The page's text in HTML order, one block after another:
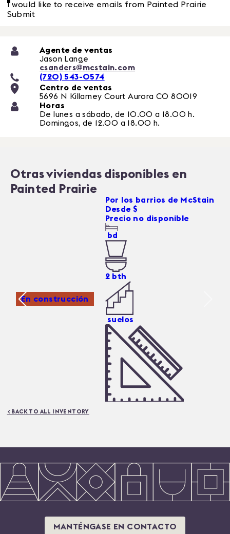
I would like to receive emails from Painted Prairie
Submit
Agente de ventas
Jason Lange
csanders@mcstain.com
(720) 543-0574
Centro de ventas
5696 N Killarney Court Aurora CO 80019
Horas
De lunes a sábado, de 10.00 a 18.00 h.
Domingos, de 12.00 a 18.00 h.
Otras viviendas disponibles en
Painted Prairie
En construcción
Por
los barrios de McStain
Desde $
Precio no disponible
bd
2 bth
suelos
< BACK TO ALL INVENTORY
MANTÉNGASE EN CONTACTO